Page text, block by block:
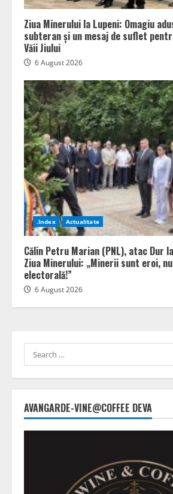
Ziua Minerului la Lupeni: Omagiu
subteran și un mesaj de suflet
Văii Jiului
6 August 2026
.Index Actualitate
Călin Petru Marian (PNL), atac Dur
Ziua Minerului: „Minerii sunt eroi,
electorală!”
6 August 2026
Search
for:
AVANGARDE-VINE@COFFEE DEVA